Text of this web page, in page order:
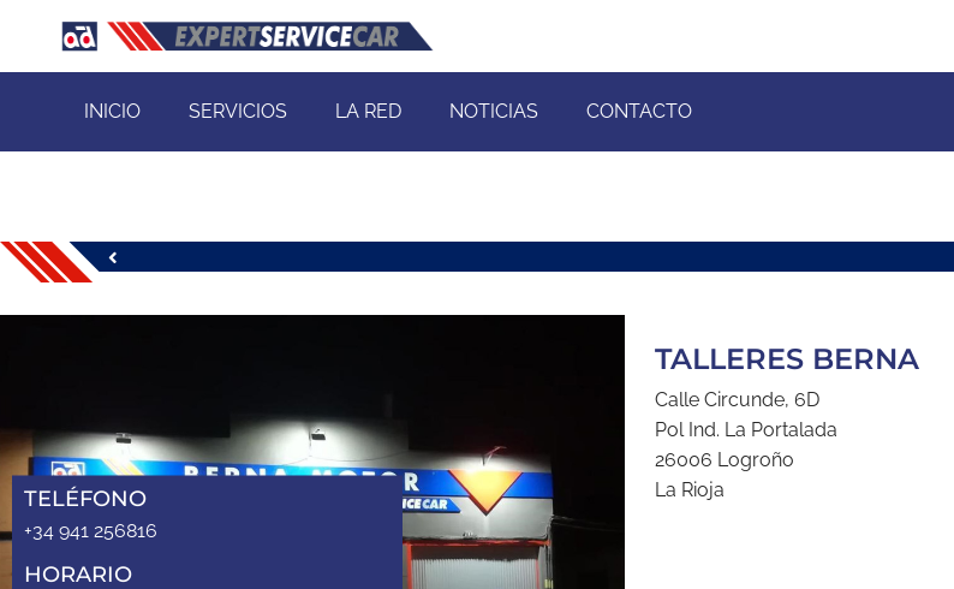
INICIO SERVICIOS LA RED NOTICIAS CONTACTO
TALLERES BERNA
Calle Circunde, 6D
Pol Ind. La Portalada
26006 Logroño
La Rioja
TELÉFONO
+34 941 256816
HORARIO